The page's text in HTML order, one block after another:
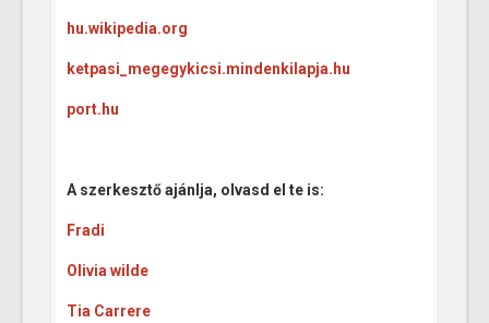
hu.wikipedia.org
ketpasi_megegykicsi.mindenkilapja.hu
port.hu
A szerkesztő ajánlja, olvasd el te is:
Fradi
Olivia wilde
Tia Carrere